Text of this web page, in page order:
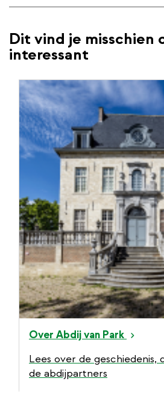
Dit vind je misschien
interessant
Over Abdij van Park
Lees over de geschiedenis,
de abdijpartners